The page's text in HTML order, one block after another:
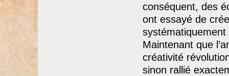
conséquent, des
ont essayé de
Maintenant que
créativité
sinon rallié